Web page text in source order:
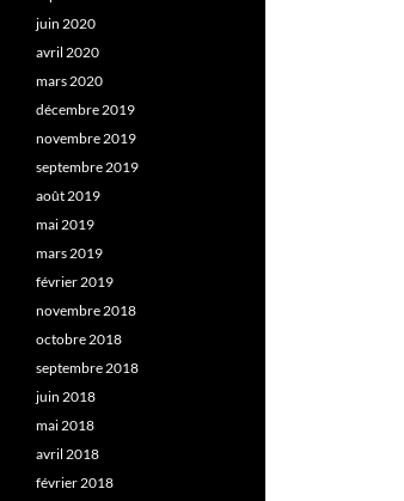
juin 2020
avril 2020
mars 2020
décembre 2019
novembre 2019
septembre 2019
août 2019
mai 2019
mars 2019
février 2019
novembre 2018
octobre 2018
septembre 2018
juin 2018
mai 2018
avril 2018
février 2018